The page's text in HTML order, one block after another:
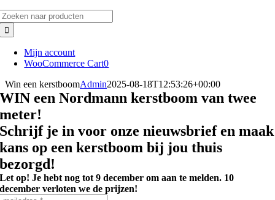
Mijn account
WooCommerce Cart0
Win een kerstboomAdmin2025-08-18T12:53:26+00:00
WIN een Nordmann kerstboom van twee
meter!
Schrijf je in voor onze nieuwsbrief en maak
kans op een kerstboom bij jou thuis
bezorgd!
Let op! Je hebt nog tot 9 december om aan te melden. 10
december verloten we de prijzen!